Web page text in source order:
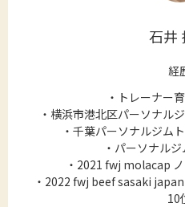
石井
経
・トレーナー
・横浜市港北区パーソナル
・千葉パーソナルジム
・パーソナル
・2021 fwj molacap
・2022 fwj beef sasaki
10